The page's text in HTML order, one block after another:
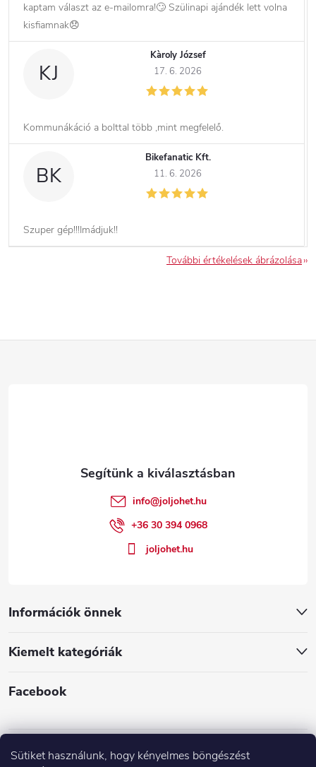
Sütiket használunk, hogy kényelmes böngészést
kaptam választ az e-mailomra!🙄 Szülinapi ajándék lett volna
kisfiamnak😞
KJ
Kàroly József
17. 6. 2026
Kommunákáció a bolttal több ,mint megfelelő.
BK
Bikefanatic Kft.
11. 6. 2026
Szuper gép!!!Imádjuk!!
További értékelések ábrázolása
Információk önnek
Kiemelt kategóriák
Facebook
info@joljohet.hu
+36 30 394 0968
joljohet.hu